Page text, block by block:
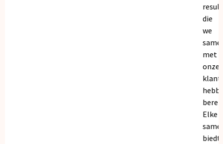
die
we
met
onze
Elke
biedt